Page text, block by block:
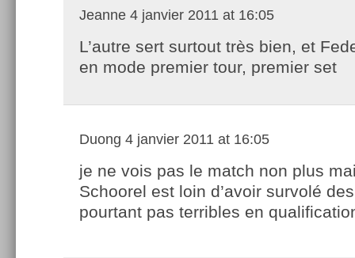
Jeanne 4 janvier 2011 at 16:05
L’autre sert surtout très bien, et
en mode premier tour, premier set
Duong 4 janvier 2011 at 16:05
je ne vois pas le match non plus
Schoorel est loin d’avoir survolé
pourtant pas terribles en